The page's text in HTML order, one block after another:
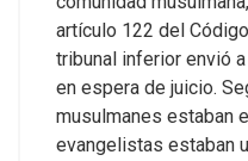
artículo 122 del
tribunal inferior envió
en espera de juicio.
musulmanes estaban
evangelistas estaban